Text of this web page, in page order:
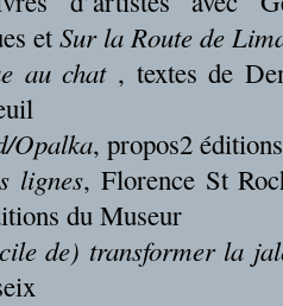
etSur la Route de
au chat, textes de
Opalka, propos2 éditions
lignes, Florence St
du Museur
de) transformer la